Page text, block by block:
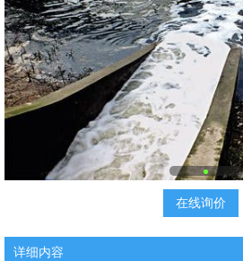
在线询价
详细内容